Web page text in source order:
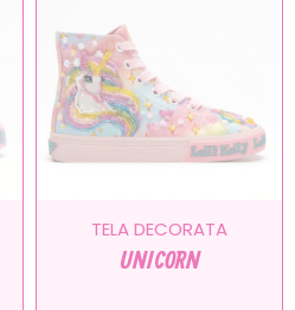
TELA DECORATA
UNICORN